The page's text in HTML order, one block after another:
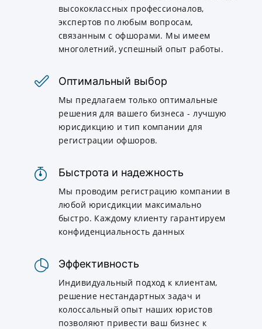
высококлассных профессионалов,
экспертов по любым вопросам,
связанным с офшорами. Мы имеем
многолетний, успешный опыт работы.
Оптимальный выбор
Мы предлагаем только оптимальные
решения для вашего бизнеса - лучшую
юрисдикцию и тип компании для
регистрации офшоров.
Быстрота и надежность
Мы проводим регистрацию компании в
любой юрисдикции максимально
быстро. Каждому клиенту гарантируем
конфиденциальность данных
Эффективность
Индивидуальный подход к клиентам,
решение нестандартных задач и
колоссальный опыт наших юристов
позволяют привести ваш бизнес к